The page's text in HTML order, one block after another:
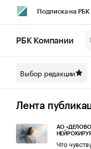
Подписка на РБК
Спецпроекты
Технологии и
РБК Компании
Выбор редакции
Лента
АО
Что